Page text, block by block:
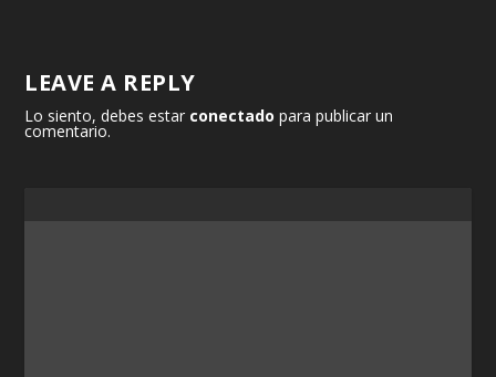
LEAVE A REPLY
Lo siento, debes estar conectado para publicar un
comentario.